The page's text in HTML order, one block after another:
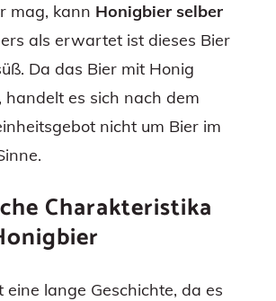
mag, kann Honigbier selber
als erwartet ist dieses Bier
Da das Bier mit Honig
es sich nach dem
nicht um Bier im
Charakteristika
lange Geschichte, da es